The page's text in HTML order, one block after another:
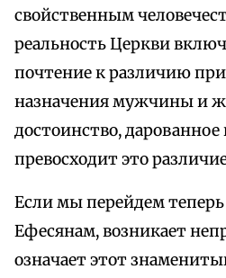
свойственным
реальность Церкви
почтение к различию
назначения мужчины и
достоинство,
превосходит это
Если мы перейдем
Ефесянам, возникает
означает этот